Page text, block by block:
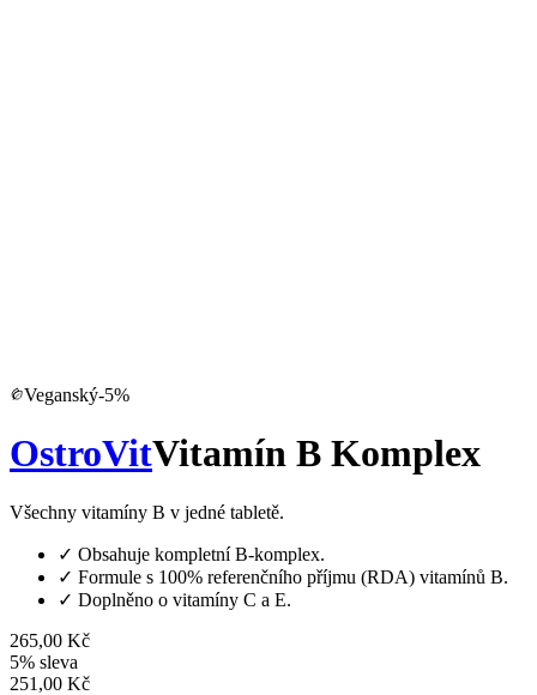
Veganský-5%
OstroVitVitamín B Komplex
Všechny vitamíny B v jedné tabletě.
✓ Obsahuje kompletní B-komplex.
✓ Formule s 100% referenčního příjmu (RDA) vitamínů B.
✓ Doplněno o vitamíny C a E.
265,00 Kč
5% sleva
251,00 Kč